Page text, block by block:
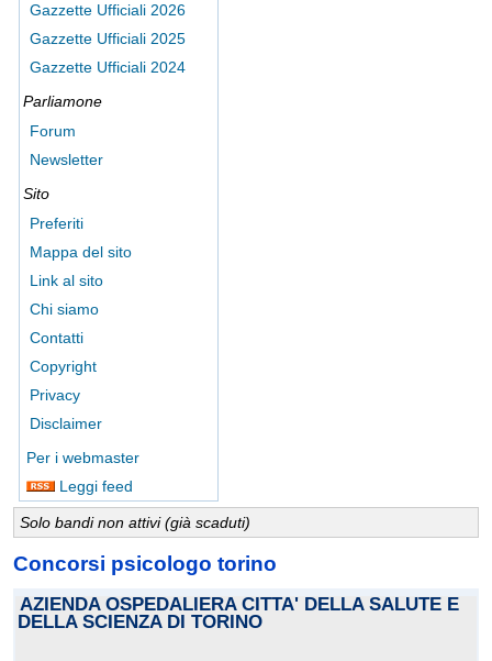
Gazzette Ufficiali 2026
Gazzette Ufficiali 2025
Gazzette Ufficiali 2024
Parliamone
Forum
Newsletter
Sito
Preferiti
Mappa del sito
Link al sito
Chi siamo
Contatti
Copyright
Privacy
Disclaimer
Per i webmaster
Leggi feed
Solo bandi non attivi (già scaduti)
Concorsi psicologo torino
AZIENDA OSPEDALIERA CITTA' DELLA SALUTE E
DELLA SCIENZA DI TORINO